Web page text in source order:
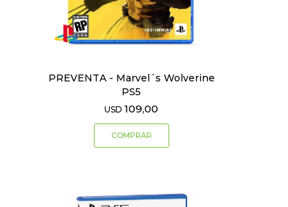
PREVENTA - Marvel´s Wolverine
PS5
USD 109,00